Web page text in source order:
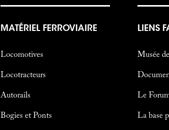
MATÉRIEL FERROVIAIRE
Locomotives
Locotracteurs
Autorails
Bogies et Ponts
LIENS
Musée
Le
La base